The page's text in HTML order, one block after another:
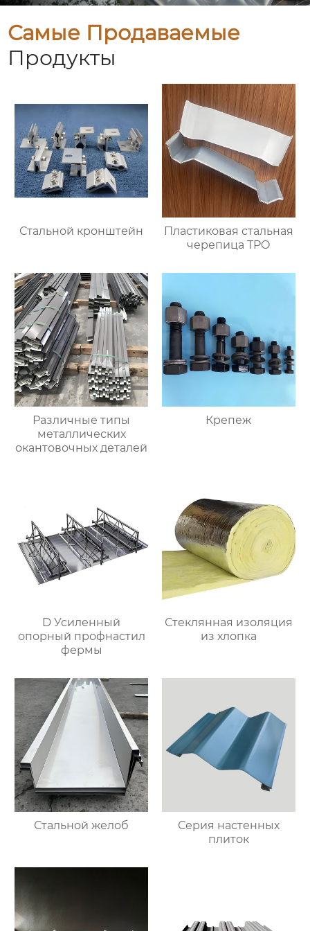
Самые Продаваемые
Продукты
Стальной кронштейн
Пластиковая стальная
черепица TPO
Различные типы
металлических
окантовочных деталей
Крепеж
D Усиленный
опорный профнастил
фермы
Стеклянная изоляция
из хлопка
Стальной желоб
Серия настенных
плиток